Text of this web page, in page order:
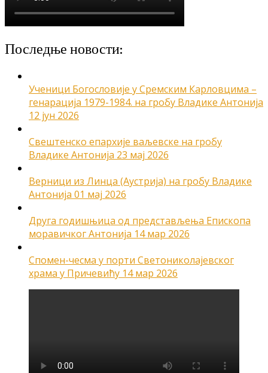
Последње новости:
Ученици Богословије у Сремским Карловцима –
генарација 1979-1984. на гробу Владике Антонија
12 јун 2026
Свештенско епархије ваљевске на гробу
Владике Антонија 23 мај 2026
Верници из Линца (Аустрија) на гробу Владике
Антонија 01 мај 2026
Друга годишњица од представљења Епископа
моравичког Антонија 14 мар 2026
Спомен-чесма у порти Светониколајевског
храма у Причевићу 14 мар 2026